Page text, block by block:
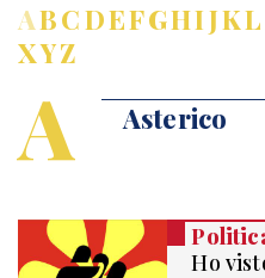
ABCDEFGHIJKL
XYZ
A Asterico
Ho